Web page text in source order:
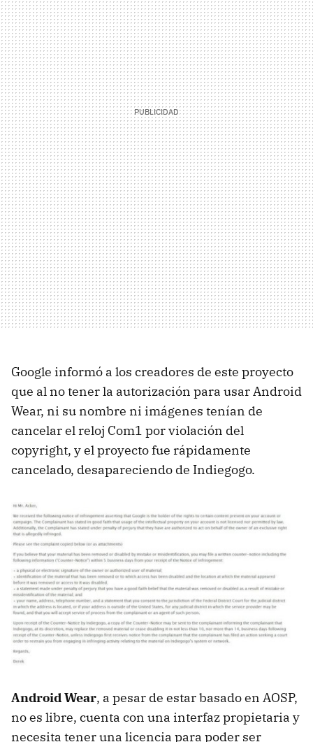
Google informó a los creadores de este proyecto
que al no tener la autorización para usar Android
Wear, ni su nombre ni imágenes tenían de
cancelar el reloj Com1 por violación del
copyright, y el proyecto fue rápidamente
cancelado, desapareciendo de Indiegogo.
Android Wear, a pesar de estar basado en AOSP,
no es libre, cuenta con una interfaz propietaria y
necesita tener una licencia para poder ser